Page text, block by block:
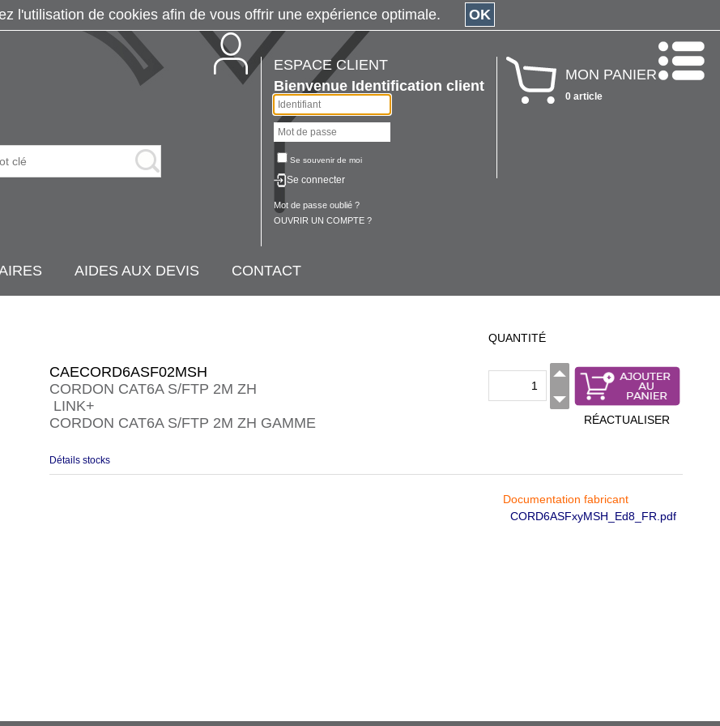
ESPACE CLIENT
Bienvenue Identification client
Se souvenir de moi
Se connecter
Mot de passe oublié ?
OUVRIR UN COMPTE ?
MON PANIER
0 article
AIDES AUX DEVIS CONTACT
CAECORD6ASF02MSH
CORDON CAT6A S/FTP 2M ZH
LINK+
CORDON CAT6A S/FTP 2M ZH GAMME
QUANTITÉ
RÉACTUALISER
Détails stocks
Documentation fabricant
CORD6ASFxyMSH_Ed8_FR.pdf
l'utilisation de cookies afin de vous offrir une expérience optimale. OK